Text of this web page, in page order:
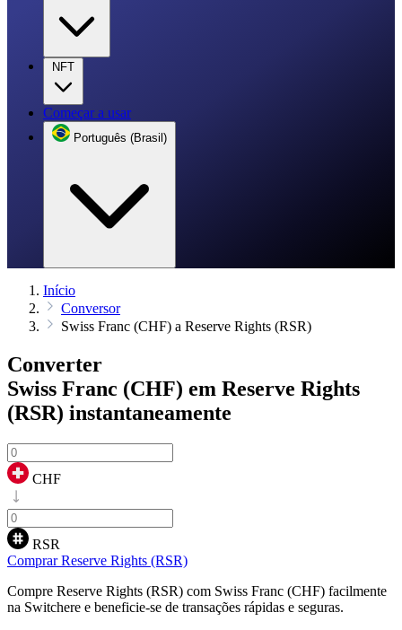
NFT
Começar a usar
Português (Brasil)
Início
Conversor
Swiss Franc (CHF) a Reserve Rights (RSR)
Converter
Swiss Franc (CHF) em Reserve Rights
(RSR) instantaneamente
CHF
RSR
Comprar Reserve Rights (RSR)
Compre Reserve Rights (RSR) com Swiss Franc (CHF) facilmente
na Switchere e beneficie-se de transações rápidas e seguras.